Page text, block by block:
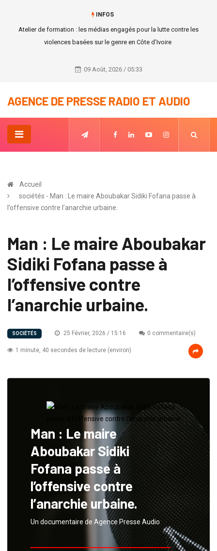
INFOS
Atelier de formation : les médias engagés pour la lutte contre les
violences basées sur le genre en Côte d’Ivoire
09 Août, 2026 / 05:33
AGENCE DE PRESSE RADIO ET AUDIO
Accueil
sociétés - Man : Le maire Aboubakar Sidiki Fofana passe à
l’offensive contre l’anarchie urbaine.
Man : Le maire Aboubakar
Sidiki Fofana passe à
l’offensive contre
l’anarchie urbaine.
SOCIÉTÉS 25 Février, 2026 / 15:16 0 commentaire(s)
1 minute, 40 secondes de lecture (environ)
Man : Le maire
Aboubakar Sidiki
Fofana passe à
l’offensive contre
l’anarchie urbaine.
Un documentaire de Agence Presse Audio